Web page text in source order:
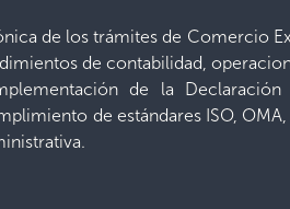
de los trámites de Comercio
de contabilidad,
de la Declaración
de estándares ISO,